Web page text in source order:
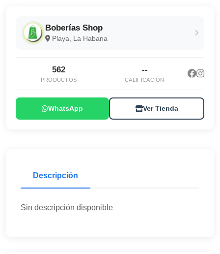
Boberías Shop
Playa, La Habana
562
PRODUCTOS
--
CALIFICACIÓN
WhatsApp Ver Tienda
Descripción
Sin descripción disponible